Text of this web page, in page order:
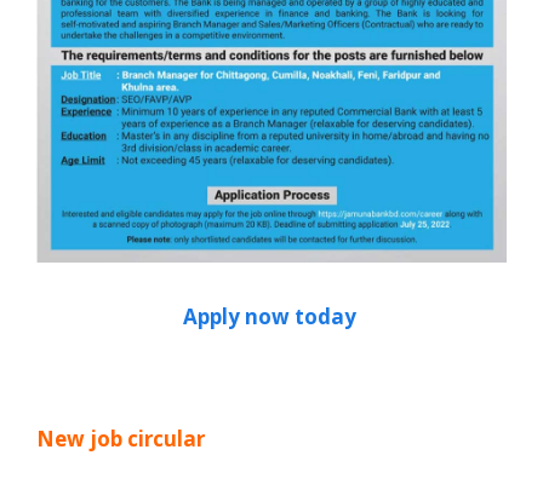
Apply now today
New job circular